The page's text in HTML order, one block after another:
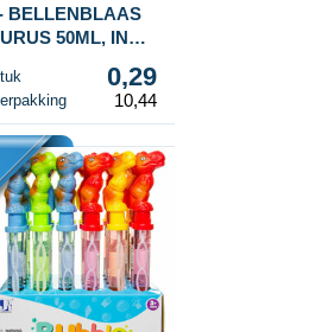
BELLENBLAAS
50ML, IN
0,29
10,44